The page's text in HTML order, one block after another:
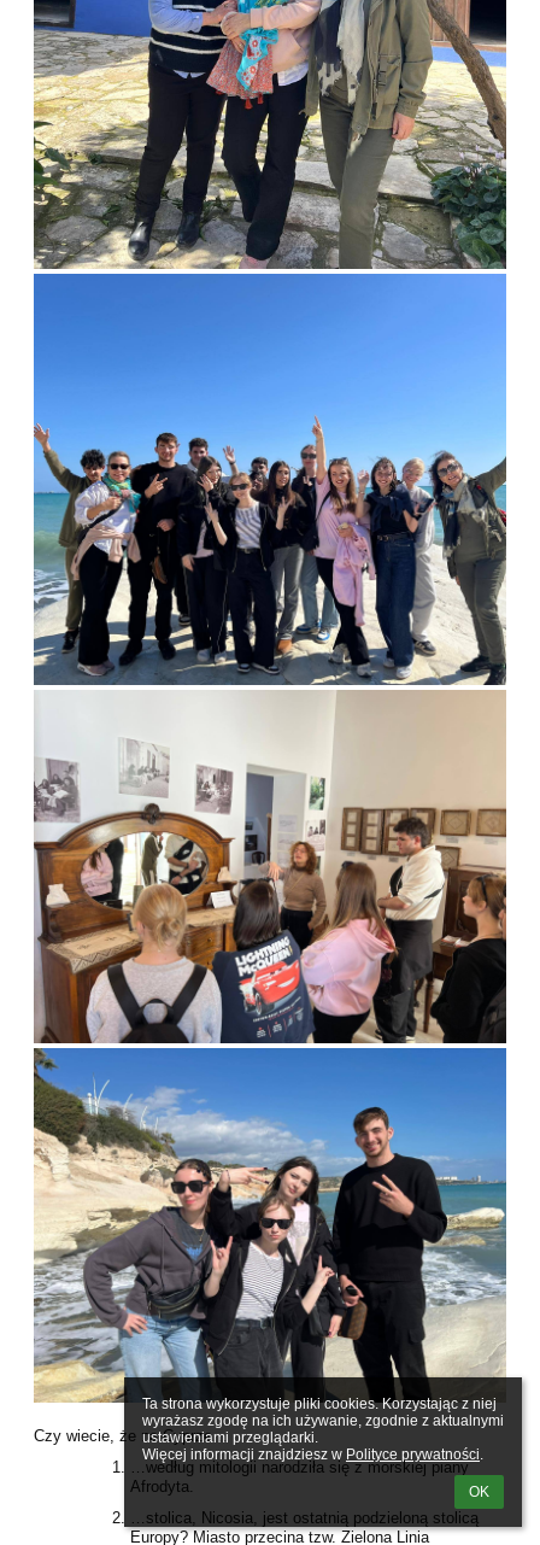
Ta strona wykorzystuje pliki cookies. Korzystając z niej
wyrażasz zgodę na ich używanie, zgodnie z aktualnymi
ustawieniami przeglądarki.
Więcej informacji znajdziesz w Polityce prywatności.
OK
Czy wiecie, że na Cyprze…
…według mitologii narodziła się z morskiej piany
Afrodyta.
…stolica, Nicosia, jest ostatnią podzieloną stolicą
Europy? Miasto przecina tzw. Zielona Linia